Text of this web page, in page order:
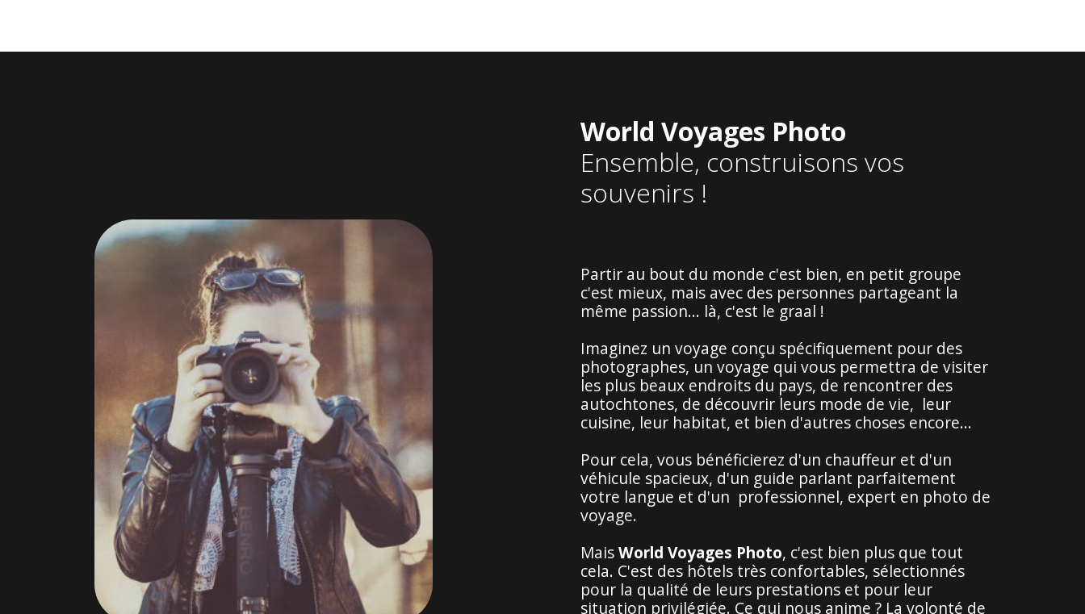
World Voyages Photo
Ensemble, construisons vos
souvenirs !
Partir au bout du monde c'est bien, en petit groupe
c'est mieux, mais avec des personnes partageant la
même passion... là, c'est le graal !
Imaginez un voyage conçu spécifiquement pour des
photographes, un voyage qui vous permettra de visiter
les plus beaux endroits du pays, de rencontrer des
autochtones, de découvrir leurs mode de vie, leur
cuisine, leur habitat, et bien d'autres choses encore...
Pour cela, vous bénéficierez d'un chauffeur et d'un
véhicule spacieux, d'un guide parlant parfaitement
votre langue et d'un professionnel, expert en photo de
voyage.
MaisWorld Voyages Photo, c'est bien plus que tout
cela. C'est des hôtels très confortables, sélectionnés
pour la qualité de leurs prestations et pour leur
situation privilégiée. Ce qui nous anime ? La volonté de